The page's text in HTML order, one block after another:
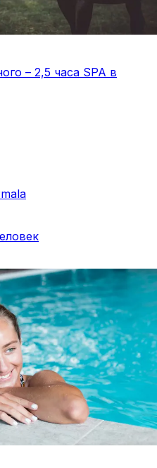
– 2,5 часа SPA в